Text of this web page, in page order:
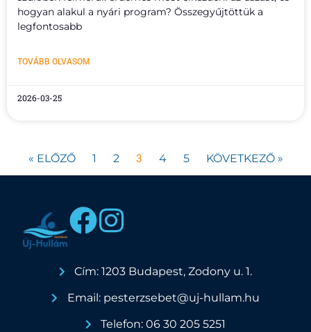
hogyan alakul a nyári program? Összegyűjtöttük a
legfontosabb
TOVÁBB OLVASOM
2026-03-25
« ELŐZŐ 1 2 3 4 5 KÖVETKEZŐ »
Cím: 1203 Budapest, Zodony u. 1.
Email: pesterzsebet@uj-hullam.hu
Telefon: 06 30 205 5251